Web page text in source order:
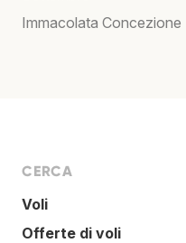
Immacolata Concezione
CERCA
Voli
Offerte di voli